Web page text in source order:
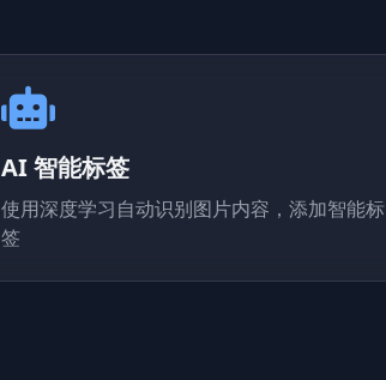
AI 智能标签
使用深度学习自动识别图片内容，添加智能标
签